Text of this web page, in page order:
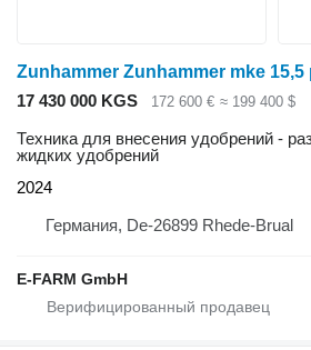
Zunhammer Zunhammer mke 15,5
17 430 000 KGS
172 600 € ≈ 199 400 $
Техника для внесения удобрений -
жидких удобрений
2024
Германия, De-26899 Rhede-Brual
E-FARM GmbH